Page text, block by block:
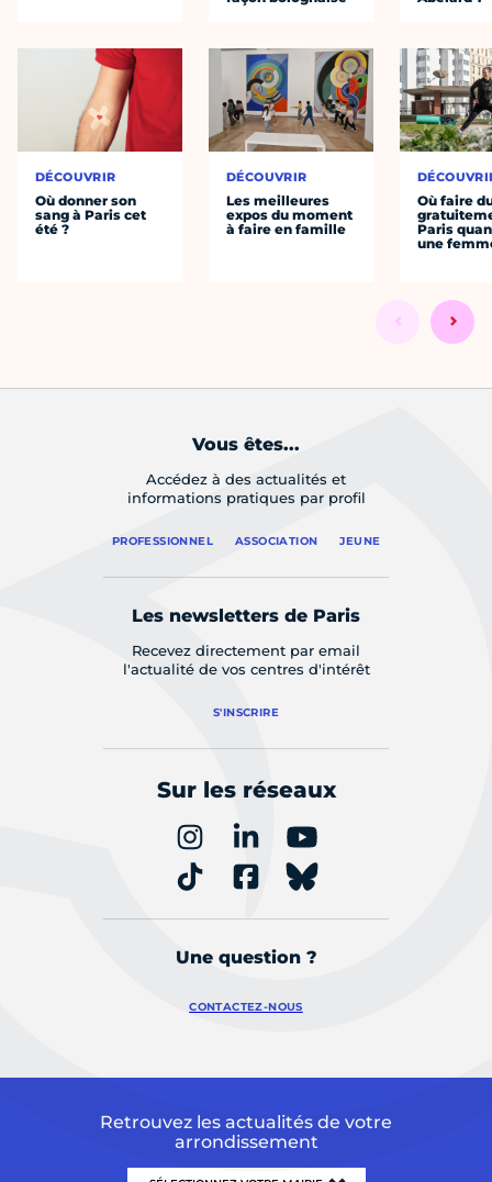
DÉCOUVRIR
Où donner son
sang à Paris cet
été ?
DÉCOUVRIR
Les meilleures
expos du moment
à faire en famille
Où faire
Paris
une
Vous êtes...
Accédez à des actualités et
informations pratiques par profil
PROFESSIONNEL ASSOCIATION JEUNE
Les newsletters de Paris
Recevez directement par email
l'actualité de vos centres d'intérêt
S'INSCRIRE
Sur les réseaux
Une question ?
CONTACTEZ-NOUS
Retrouvez les actualités de votre
arrondissement